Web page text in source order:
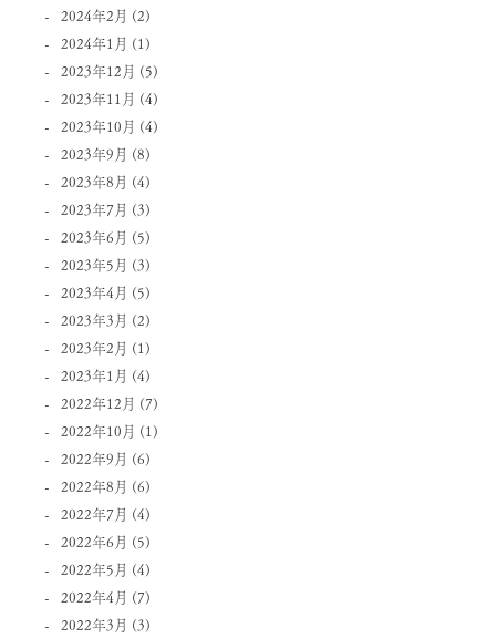
2024年2月 (2)
2024年1月 (1)
2023年12月 (5)
2023年11月 (4)
2023年10月 (4)
2023年9月 (8)
2023年8月 (4)
2023年7月 (3)
2023年6月 (5)
2023年5月 (3)
2023年4月 (5)
2023年3月 (2)
2023年2月 (1)
2023年1月 (4)
2022年12月 (7)
2022年10月 (1)
2022年9月 (6)
2022年8月 (6)
2022年7月 (4)
2022年6月 (5)
2022年5月 (4)
2022年4月 (7)
2022年3月 (3)